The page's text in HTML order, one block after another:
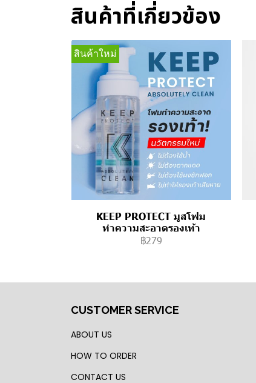
สินค้าที่เกี่ยวข้อง
สินค้าใหม่
KEEP PROTECT มูสโฟม
ทำความสะอาดรองเท้า
฿279
CUSTOMER SERVICE
ABOUT US
HOW TO ORDER
CONTACT US